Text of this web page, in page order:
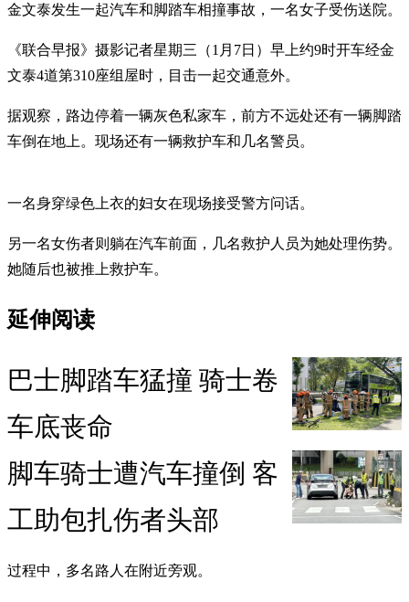
金文泰发生一起汽车和脚踏车相撞事故，一名女子受伤送院。
《联合早报》摄影记者星期三（1月7日）早上约9时开车经金
文泰4道第310座组屋时，目击一起交通意外。
据观察，路边停着一辆灰色私家车，前方不远处还有一辆脚踏
车倒在地上。现场还有一辆救护车和几名警员。
一名身穿绿色上衣的妇女在现场接受警方问话。
另一名女伤者则躺在汽车前面，几名救护人员为她处理伤势。
她随后也被推上救护车。
延伸阅读
巴士脚踏车猛撞 骑士卷
车底丧命
脚车骑士遭汽车撞倒 客
工助包扎伤者头部
过程中，多名路人在附近旁观。